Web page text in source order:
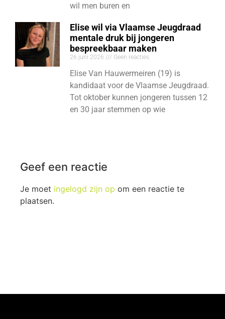
wil men buren en
Elise wil via Vlaamse Jeugdraad
mentale druk bij jongeren
bespreekbaar maken
26 juni 2026 Geen reacties
Elise Van Hauwermeiren (19) is
kandidaat voor de Vlaamse Jeugdraad.
Tot oktober kunnen jongeren tussen 12
en 30 jaar stemmen op wie
Geef een reactie
Je moet ingelogd zijn op om een reactie te
plaatsen.